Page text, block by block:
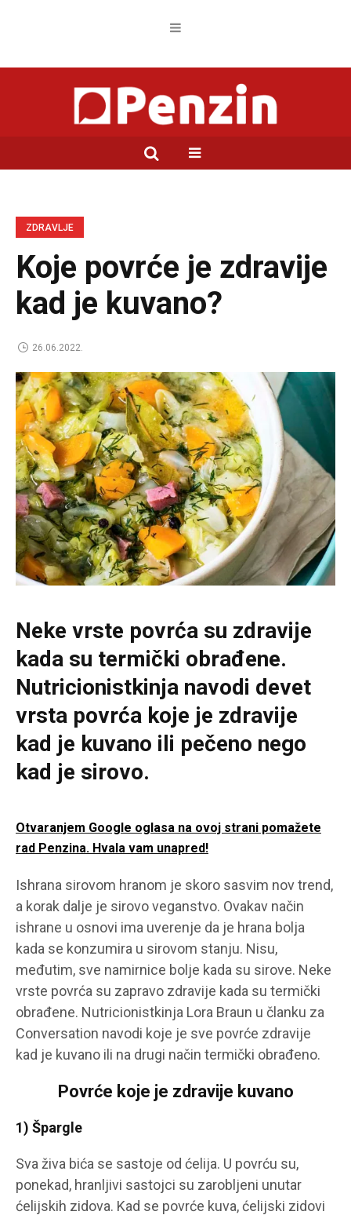
ZDRAVLJE
Koje povrće je zdravije
kad je kuvano?
26.06.2022.
Neke vrste povrća su zdravije
kada su termički obrađene.
Nutricionistkinja navodi devet
vrsta povrća koje je zdravije
kad je kuvano ili pečeno nego
kad je sirovo.
Otvaranjem Google oglasa na ovoj strani pomažete
rad Penzina. Hvala vam unapred!
Ishrana sirovom hranom je skoro sasvim nov trend,
a korak dalje je sirovo veganstvo. Ovakav način
ishrane u osnovi ima uverenje da je hrana bolja
kada se konzumira u sirovom stanju. Nisu,
međutim, sve namirnice bolje kada su sirove. Neke
vrste povrća su zapravo zdravije kada su termički
obrađene. Nutricionistkinja Lora Braun u članku za
Conversation navodi koje je sve povrće zdravije
kad je kuvano ili na drugi način termički obrađeno.
Povrće koje je zdravije kuvano
1) Špargle
Sva živa bića se sastoje od ćelija. U povrću su,
ponekad, hranljivi sastojci su zarobljeni unutar
ćelijskih zidova. Kad se povrće kuva, ćelijski zidovi